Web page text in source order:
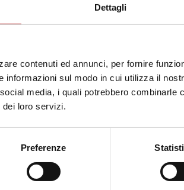
Dettagli
contenuti ed annunci, per fornire
informazioni sul modo in cui utilizza il
media, i quali potrebbero combinarle
loro servizi.
Preferenze
la
carne alla pizzaiola), finendo
ti vogliamo suggerire un modo
la carne di pollo? Continua a
loro di ottenere ungusto delizioso
e qualche ora di pazienza
che contiene una parte
caramellato.